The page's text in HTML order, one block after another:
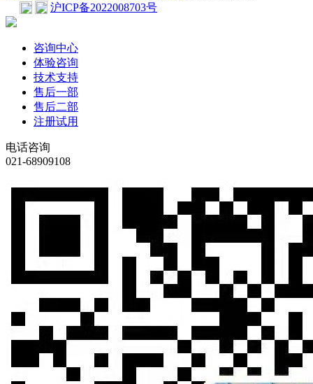
沪ICP备2022008703号
咨询中心
体验咨询
技术支持
售后一部
售后二部
注册试用
电话咨询
021-68909108